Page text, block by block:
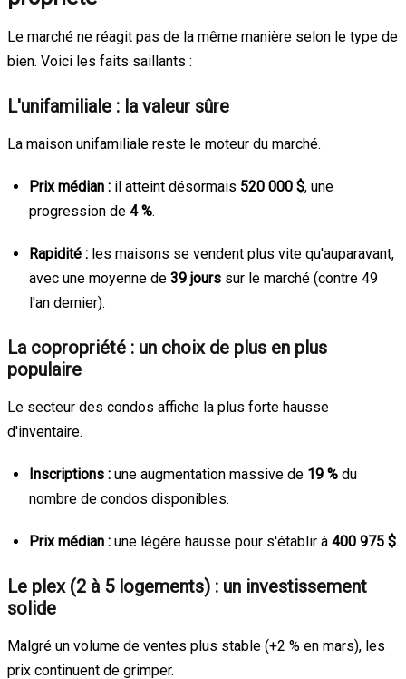
Le marché ne réagit pas de la même manière selon le type de
bien. Voici les faits saillants :
L'unifamiliale : la valeur sûre
La maison unifamiliale reste le moteur du marché.
Prix médian : il atteint désormais 520 000 $, une
progression de 4 %.
Rapidité : les maisons se vendent plus vite qu'auparavant,
avec une moyenne de 39 jours sur le marché (contre 49
l'an dernier).
La copropriété : un choix de plus en plus
populaire
Le secteur des condos affiche la plus forte hausse
d'inventaire.
Inscriptions : une augmentation massive de 19 % du
nombre de condos disponibles.
Prix médian : une légère hausse pour s'établir à 400 975 $.
Le plex (2 à 5 logements) : un investissement
solide
Malgré un volume de ventes plus stable (+2 % en mars), les
prix continuent de grimper.